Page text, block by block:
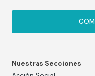
Nuestras Secciones